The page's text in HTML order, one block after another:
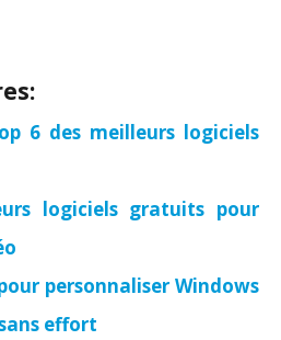
6 des meilleurs logiciels
logiciels gratuits pour
personnaliser Windows
effort